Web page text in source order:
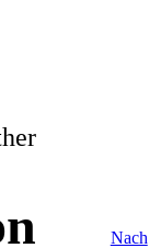
Nach